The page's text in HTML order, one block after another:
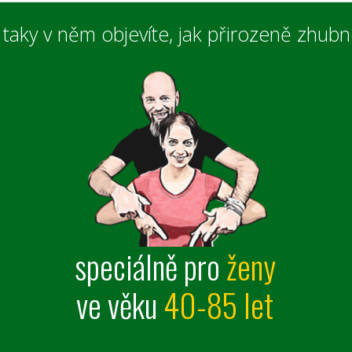
taky v něm objevíte, jak přirozeně
speciálněproženy
ve věku40-85 let